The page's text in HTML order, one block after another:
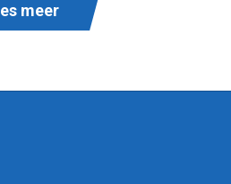
meer